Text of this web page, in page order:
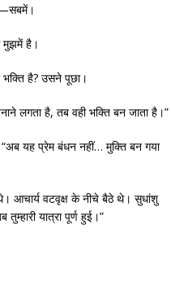
मुझमें है।
भक्ति है? उसने पूछा।
लगता है, तब वही भक्ति बन जाता है।”
यह प्रेम बंधन नहीं… मुक्ति बन गया
आचार्य वटवृक्ष के नीचे बैठे थे। सुधांशु
यात्रा पूर्ण हुई।”